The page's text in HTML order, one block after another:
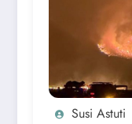
Susi Astuti